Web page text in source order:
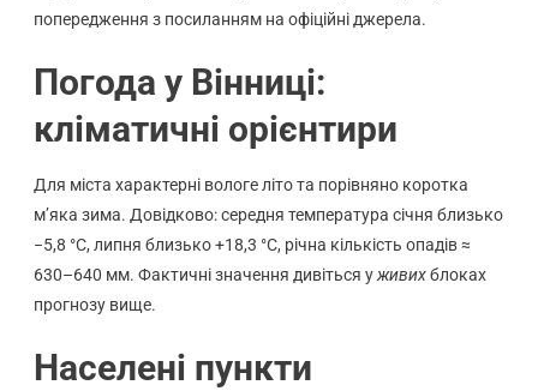
попередження з посиланням на офіційні джерела.
Погода у Вінниці:
кліматичні орієнтири
Для міста характерні вологе літо та порівняно коротка
м’яка зима. Довідково: середня температура січня близько
−5,8 °C, липня близько +18,3 °C, річна кількість опадів ≈
630–640 мм. Фактичні значення дивіться уживихблоках
прогнозу вище.
Населені пункти